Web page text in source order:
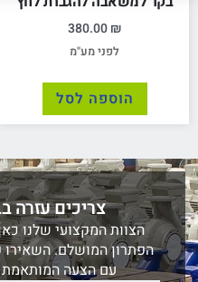
380.00₪
לפני מע"מ
הוספה לסל
צריכים עזרה
הצוות המקצועי שלנו
הפתרון המושלם. השאירו
עם הצעה המותאמת